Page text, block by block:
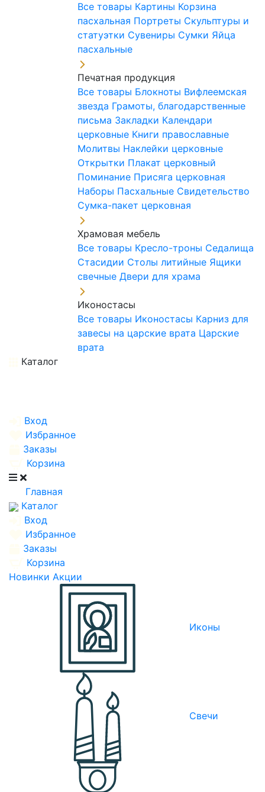
Все товары Картины Корзина
пасхальная Портреты Скульптуры и
статуэтки Сувениры Сумки Яйца
пасхальные
Печатная продукция
Все товары Блокноты Вифлеемская
звезда Грамоты, благодарственные
письма Закладки Календари
церковные Книги православные
Молитвы Наклейки церковные
Открытки Плакат церковный
Поминание Присяга церковная
Наборы Пасхальные Свидетельство
Сумка-пакет церковная
Храмовая мебель
Все товары Кресло-троны Седалища
Стасидии Столы литийные Ящики
свечные Двери для храма
Иконостасы
Все товары Иконостасы Карниз для
завесы на царские врата Царские
врата
Каталог
Вход
Избранное
Заказы
Корзина
Главная
Каталог
Вход
Избранное
Заказы
Корзина
Новинки Акции
Иконы
Свечи